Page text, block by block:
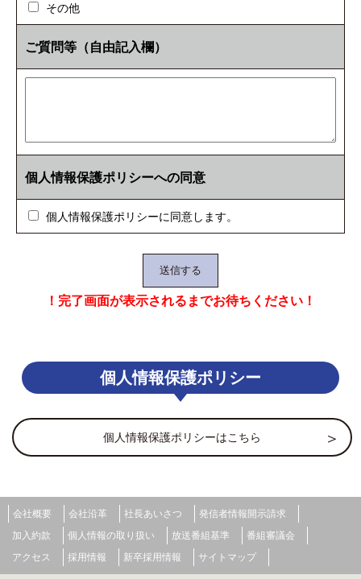
その他
ご質問等（自由記入欄）
個人情報保護ポリシーへの同意
個人情報保護ポリシーに同意します。
！完了画面が表示されるまでお待ちください！
個人情報保護ポリシー
個人情報保護ポリシーはこちら
会社概要 会社沿革 社長あいさつ
発信者情報開示請求
加入約款
個人情報の取り扱い 放送番組基準
番組審議会
アクセス
採用情報 新卒採用情報 サイトマップ